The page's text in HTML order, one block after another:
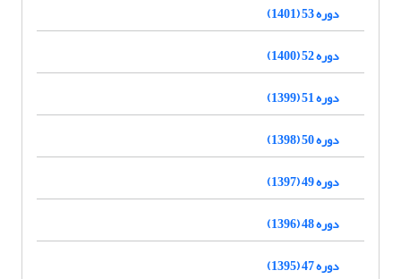
دوره 53 (1401)
دوره 52 (1400)
دوره 51 (1399)
دوره 50 (1398)
دوره 49 (1397)
دوره 48 (1396)
دوره 47 (1395)